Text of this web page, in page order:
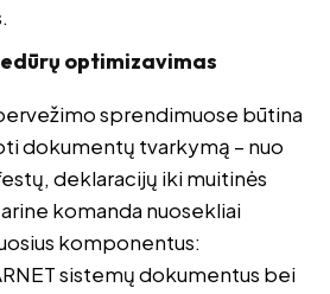
optimizavimas
sprendimuose būtina
dokumentų tvarkymą – nuo
deklaracijų iki muitinės
komanda nuosekliai
komponentus:
sistemų dokumentus bei